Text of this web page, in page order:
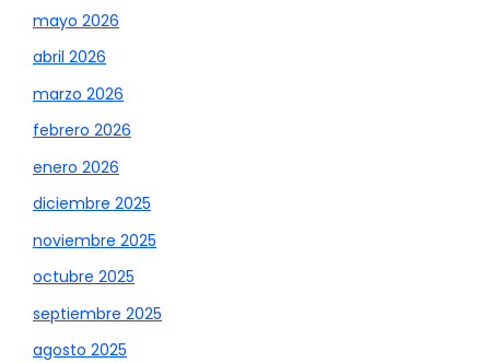
mayo 2026
abril 2026
marzo 2026
febrero 2026
enero 2026
diciembre 2025
noviembre 2025
octubre 2025
septiembre 2025
agosto 2025